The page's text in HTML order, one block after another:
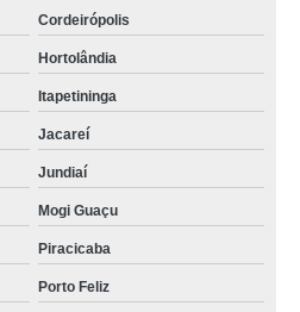
Cordeirópolis
Hortolândia
Itapetininga
Jacareí
Jundiaí
Mogi Guaçu
Piracicaba
Porto Feliz